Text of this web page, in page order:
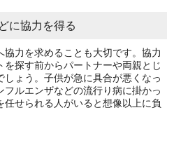
に協力を得る
力を求めることも大切です。協力
探す前からパートナーや両親とじ
しょう。子供が急に具合が悪くなっ
ルエンザなどの流行り病に掛かっ
せられる人がいると想像以上に負